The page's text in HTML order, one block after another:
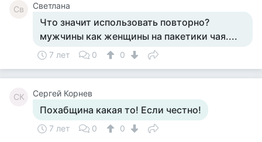
Св Светлана
Что значит использовать повторно?
мужчины как женщины на пакетики чая....
7 лет 0 0
СК Сергей Корнев
Похабщина какая то! Если честно!
7 лет 0 0